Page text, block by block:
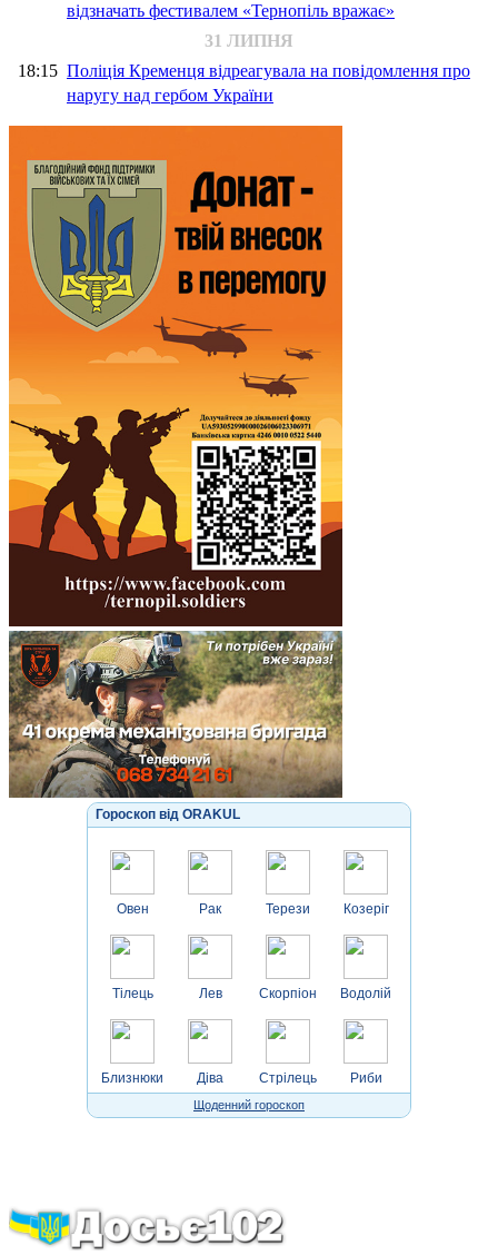
відзначать фестивалем «Тернопіль вражає»
31 ЛИПНЯ
18:15 Поліція Кременця відреагувала на повідомлення про
наругу над гербом України
Гороскоп від ORAKUL
Овен
Тілець
Близнюки
Рак
Лев
Діва
Терези
Скорпіон
Стрілець
Козеріг
Водолій
Риби
Щоденний гороскоп